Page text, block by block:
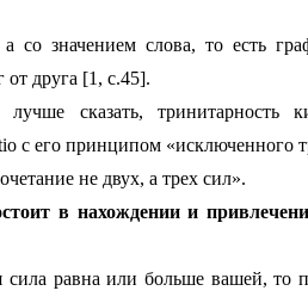
со значением слова, то есть
друга [1, с.45].
сказать, тринитарность
с его принципом «исключенного
не двух, а трех сил».
в нахождении и
сила равна или больше вашей, то